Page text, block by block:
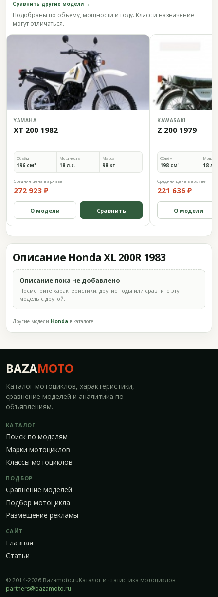
Сравнить другие модели →
Подобраны по объёму, мощности и году. Класс и назначение
могут отличаться.
YAMAHA
XT 200 1982
Объём
196 см³
Мощность
18 л.с.
Масса
98 кг
Средняя цена в архиве
272 923 ₽
О модели Сравнить
KAWASAKI
Z 200 1979
Объём
198 см³ 18
Средняя цена в архиве
221 636 ₽
О модели
Описание Honda XL 200R 1983
Описание пока не добавлено
Посмотрите характеристики, другие годы или сравните эту
модель с другой.
Другие модели Honda в каталоге
BAZAMOTO
Каталог мотоциклов, характеристики,
сравнение моделей и аналитика по
объявлениям.
КАТАЛОГ
Поиск по моделям
Марки мотоциклов
Классы мотоциклов
ПОДБОР
Сравнение моделей
Подбор мотоцикла
Размещение рекламы
САЙТ
Главная
Статьи
© 2014-2026 Bazamoto.ruКаталог и статистика мотоциклов
partners@bazamoto.ru